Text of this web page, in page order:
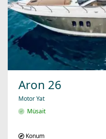
Aron 26
Motor Yat
Müsait
Konum